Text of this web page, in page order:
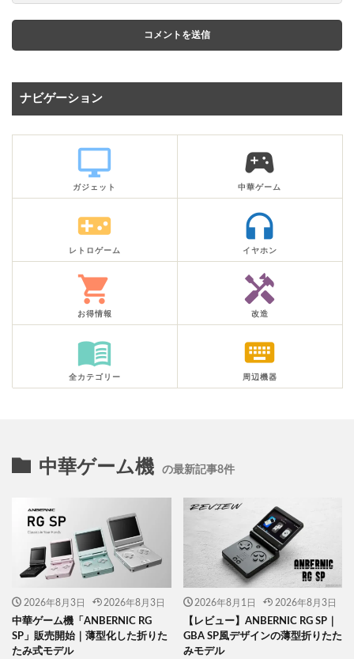
ナビゲーション
desktop_windows
ガジェット
sports_esports
中華ゲーム
videogame_asset
レトロゲーム
headphones
イヤホン
shopping_cart
お得情報
handyman
改造
menu_book
全カテゴリー
keyboard
周辺機器
中華ゲーム機 の最新記事8件
2026年8月3日 2026年8月3日
中華ゲーム機「ANBERNIC RG
SP」販売開始｜薄型化した折りた
たみ式モデル
2026年8月1日 2026年8月3日
【レビュー】ANBERNIC RG SP｜
GBA SP風デザインの薄型折りたた
みモデル